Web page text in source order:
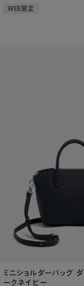
WEB限定
ミニショルダーバッグ ダ
ークネイビー